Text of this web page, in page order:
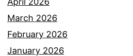
March 2026
February 2026
January 2026